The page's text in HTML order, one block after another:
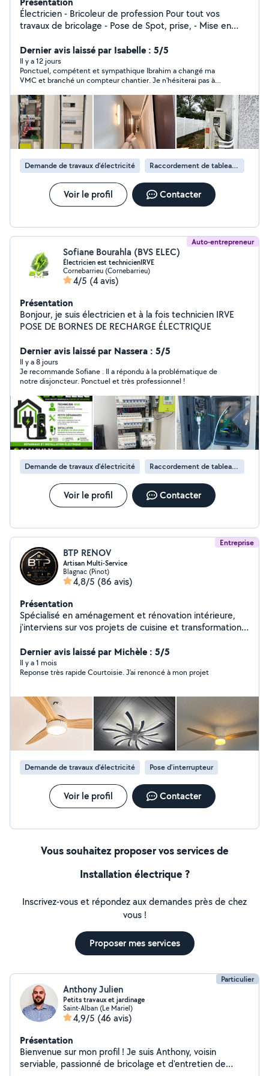
Électricien - Bricoleur de profession Pour tout vos
travaux de bricolage - Pose de Spot, prise, - Mise en
Dernier avis laissé par Isabelle : 5/5
Il y a 12 jours
Ponctuel, compétent et sympathique Ibrahim a changé ma
VMC et branché un compteur chantier. Je n'hésiterai pas à
Demande de travaux d’électricité Raccordement de tableau électrique
Voir le profil Contacter
Auto-entrepreneur
Sofiane Bourahla (BVS ELEC)
Électricien est technicienIRVE
Cornebarrieu (Cornebarrieu)
4/5 (4 avis)
Présentation
Bonjour, je suis électricien et à la fois technicien IRVE
POSE DE BORNES DE RECHARGE ÉLECTRIQUE
Dernier avis laissé par Nassera : 5/5
Il y a 8 jours
Je recommande Sofiane . Il a répondu à la problématique de
notre disjoncteur. Ponctuel et très professionnel !
Demande de travaux d’électricité Raccordement de tableau électrique
Voir le profil Contacter
Entreprise
BTP RENOV
Artisan Multi-Service
Blagnac (Pinot)
4,8/5 (86 avis)
Présentation
Spécialisé en aménagement et rénovation intérieure,
j'interviens sur vos projets de cuisine et transformations
l'électricité et la plomberie. Montage complet de
cuisines, modification des réseaux électriques,
raccordements sanitaires, ajustements et finitions : je
résultat durable et soigné. Professionnel organisé et
méthodique, je privilégie la qualité d'exécution, la
sécurité et le respect des délais. Un seul interlocuteur
pour un projet maîtrisé de A à Z.
Dernier avis laissé par Michèle : 5/5
Il y a 1 mois
Reponse très rapide Courtoisie. J'ai renoncé à mon projet
Demande de travaux d’électricité Pose d'interrupteur
Voir le profil Contacter
Vous souhaitez proposer vos services de
Installation électrique ?
Inscrivez-vous et répondez aux demandes près de chez
vous !
Proposer mes services
Particulier
Anthony Julien
Petits travaux et jardinage
Saint-Alban (Le Mariel)
4,9/5 (46 avis)
Présentation
Bienvenue sur mon profil ! Je suis Anthony, voisin
serviable, passionné de bricolage et d'entretien de